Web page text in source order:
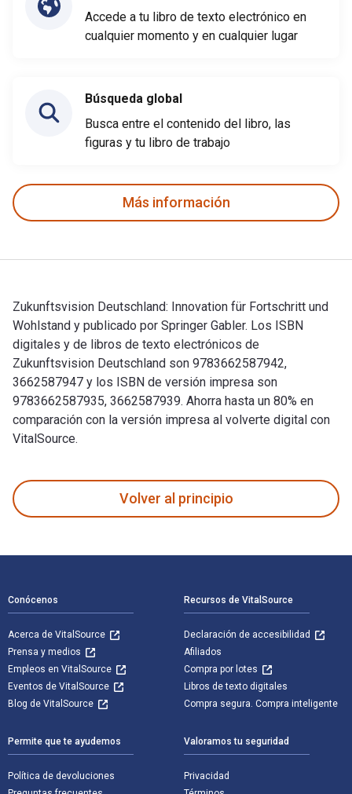
Accede a tu libro de texto electrónico en
cualquier momento y en cualquier lugar
Búsqueda global
Busca entre el contenido del libro, las
figuras y tu libro de trabajo
Más información
Zukunftsvision Deutschland: Innovation für Fortschritt und
Wohlstand y publicado por Springer Gabler. Los ISBN
digitales y de libros de texto electrónicos de
Zukunftsvision Deutschland son 9783662587942,
3662587947 y los ISBN de versión impresa son
9783662587935, 3662587939. Ahorra hasta un 80% en
comparación con la versión impresa al volverte digital con
VitalSource.
Volver al principio
Conócenos
Acerca de VitalSource
Prensa y medios
Empleos en VitalSource
Eventos de VitalSource
Blog de VitalSource
Recursos de VitalSource
Declaración de accesibilidad
Afiliados
Compra por lotes
Libros de texto digitales
Compra segura. Compra inteligente
Permite que te ayudemos
Política de devoluciones
Valoramos tu seguridad
Privacidad